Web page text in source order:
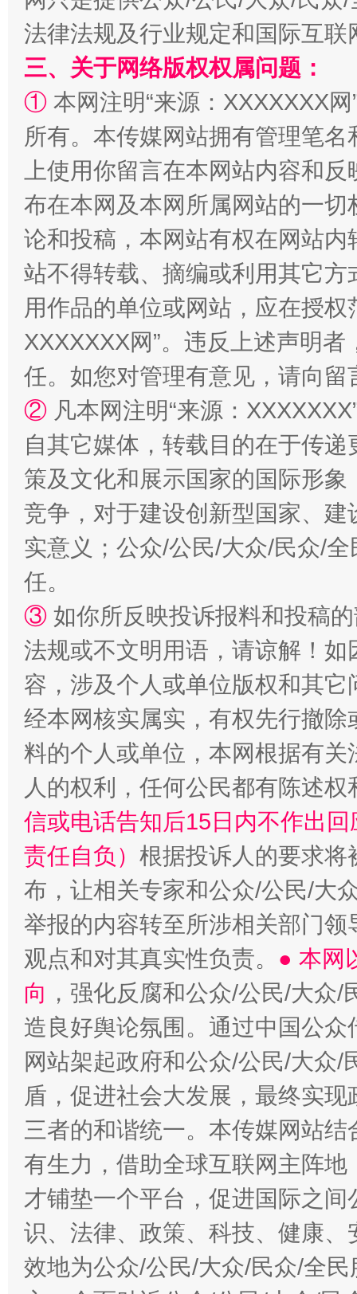
漫山遍野的桃花与雪山、麦地、白藏房 除
招工难、用工荒背后
法律法规及行业规定和国际互
三、关于网络版权权属问题：
① 本网注明“来源：XXXXXXX
所有。本传媒网站拥有管理笔
上使用你留言在本网站内容和
布在本网及本网所属网站的一
论和投稿，本网站有权在网站
站不得转载、摘编或利用其它
用作品的单位或网站，应在授
XXXXXXX网”。违反上述声明
任。如您对管理有意见，请向
② 凡本网注明“来源：
自其它媒体，转载目的在于传
策及文化和展示国家的国际形
竞争，对于建设创新型国家、
实意义；公众/公民/大众/民众/
任。
③ 如你所反映投诉报料和投稿
法规或不文明用语，请谅解！
容，涉及个人或单位版权和其它
经本网核实属实，有权先行撤
料的个人或单位，本网根据有
人的权利，任何公民都有陈述
信或电话告知后15日内不作出
责任自负） 根据投诉人的要求将
布，让相关专家和公众/公民/大
举报的内容转至所涉相关部门
观点和对其真实性负责。 ● 本网
向 ，强化反腐和公众/公民/大众
造良好舆论氛围。通过中国公
网站架起政府和公众/公民/大众
盾，促进社会大发展，最终实
三者的和谐统一。本传媒网站
有生力，借助全球互联网主阵
才铺垫一个平台，促进国际之
识、法律、政策、科技、健康
效地为公众/公民/大众/民众/全